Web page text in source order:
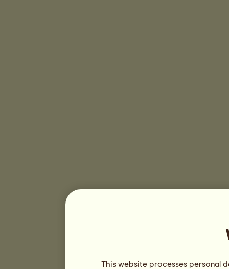
This website processes personal